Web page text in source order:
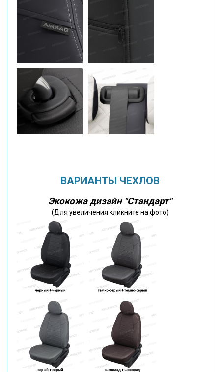
ВАРИАНТЫ ЧЕХЛОВ
Экокожа дизайн "Стандарт"
(Для увеличения кликните на фото)